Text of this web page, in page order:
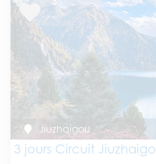
Jiuzhaigou
3 jours Circuit